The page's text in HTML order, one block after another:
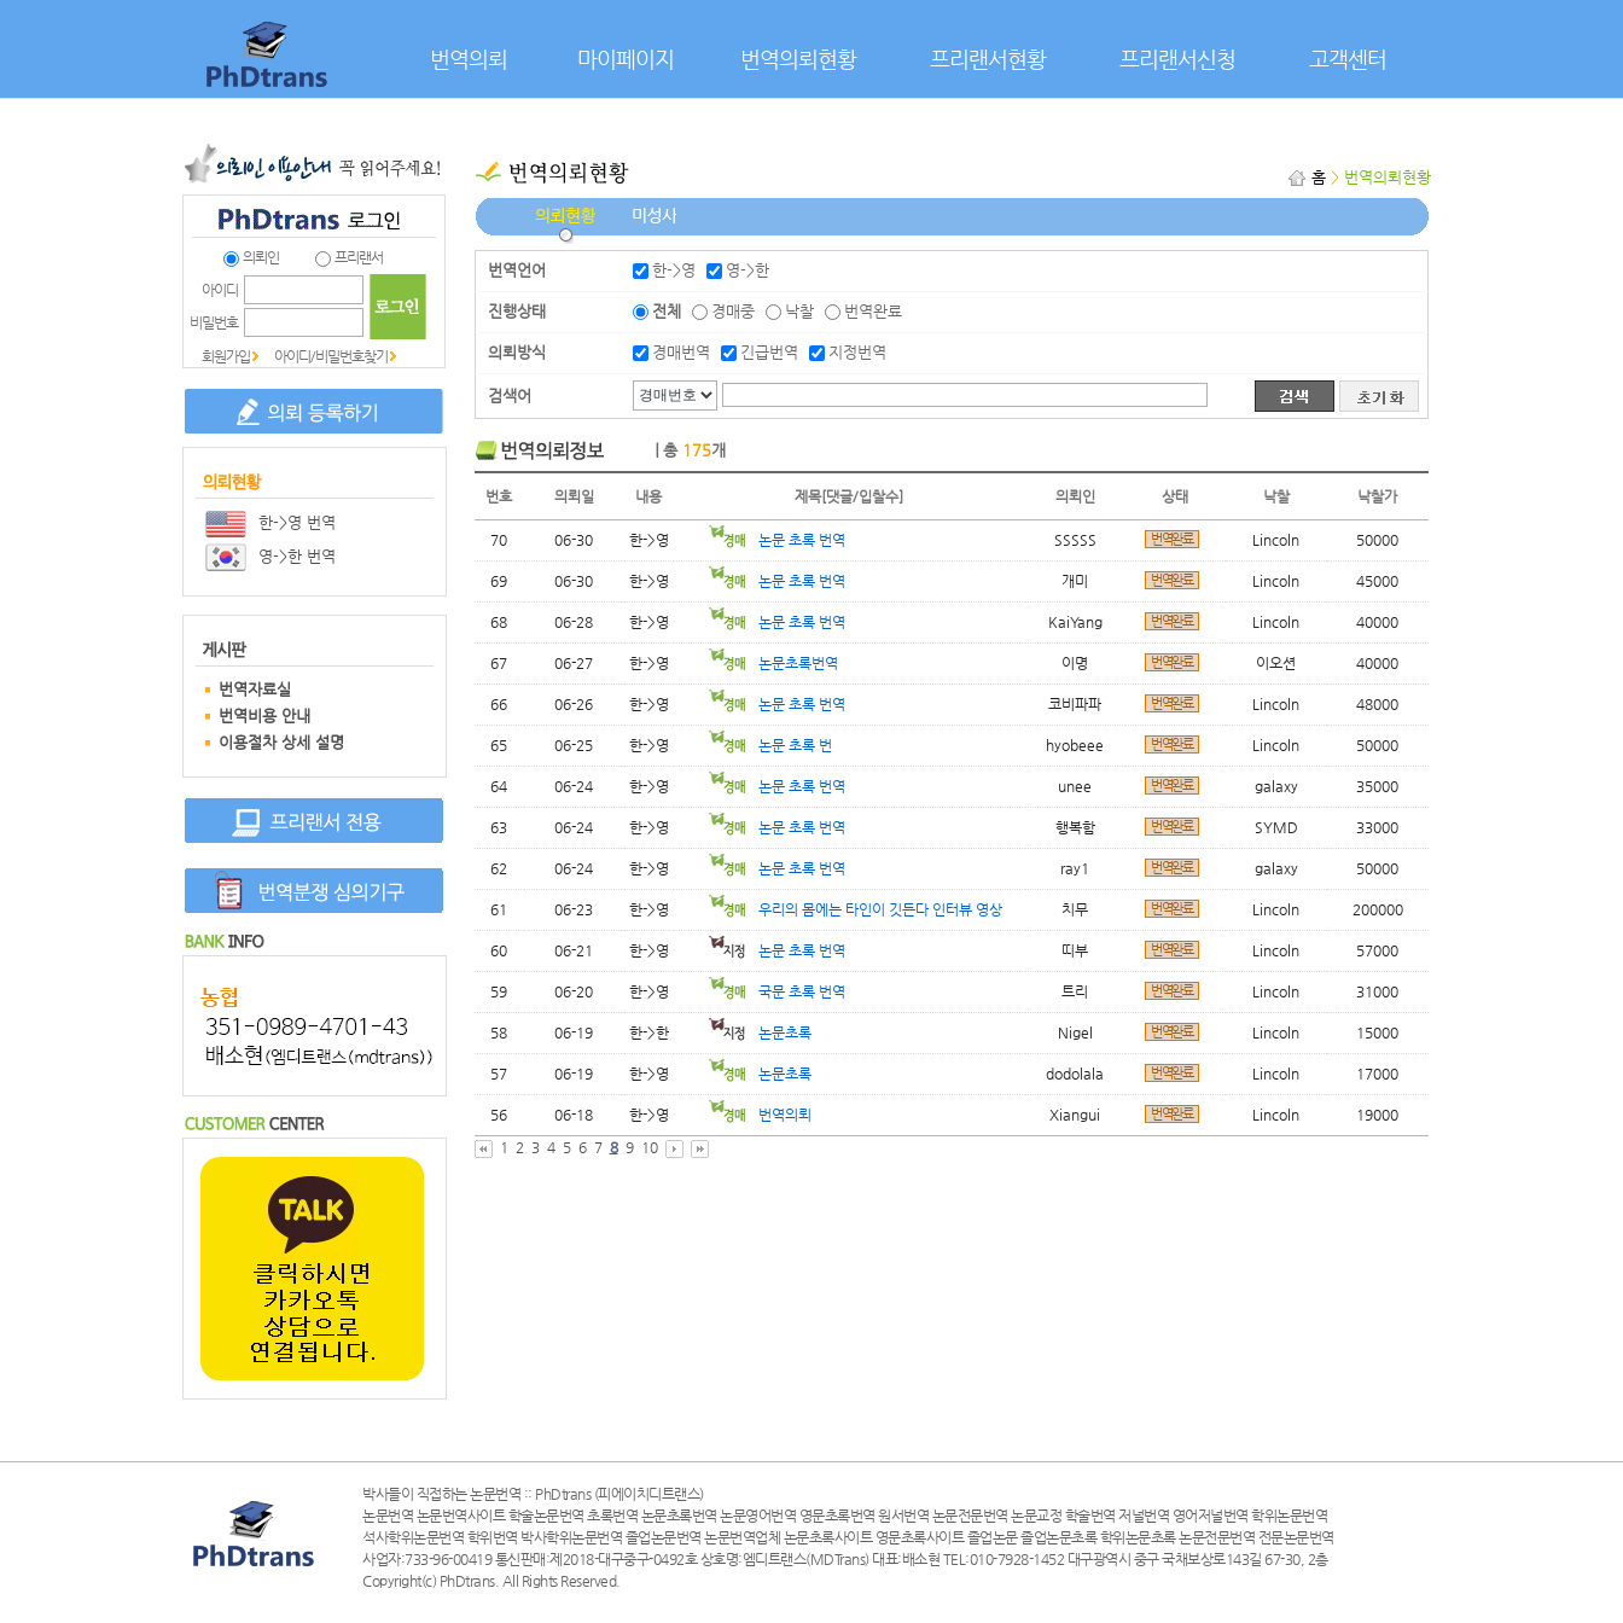
번역의뢰 마이페이지 번역의뢰현황 프리랜서현황 프리랜서신청 고객센터
의뢰인
프리랜서
아이디
비밀번호
회원가입
아이디/비밀번호찾기
한->영 번역
영->한 번역
번역자료실
번역비용 안내
이용절차 상세 설명
홈> 번역의뢰현황
번역언어 한->영 영->한
진행상태 전체 경매중 낙찰 번역완료
의뢰방식 경매번역 긴급번역 지정번역
검색어
｜총 175개
번호 의뢰일 내용 제목[댓글/입찰수] 의뢰인 상태 낙찰 낙찰가
70 06-30 한->영 논문 초록 번역 SSSSS 번역완료 Lincoln 50000
69 06-30 한->영 논문 초록 번역 개미 번역완료 Lincoln 45000
68 06-28 한->영 논문 초록 번역 KaiYang 번역완료 Lincoln 40000
67 06-27 한->영 논문초록번역 이명 번역완료 이오션 40000
66 06-26 한->영 논문 초록 번역 코비파파 번역완료 Lincoln 48000
65 06-25 한->영 논문 초록 번 hyobeee 번역완료 Lincoln 50000
64 06-24 한->영 논문 초록 번역 unee 번역완료 galaxy 35000
63 06-24 한->영 논문 초록 번역 행복함 번역완료 SYMD 33000
62 06-24 한->영 논문 초록 번역 ray1 번역완료 galaxy 50000
61 06-23 한->영 우리의 몸에는 타인이 깃든다 인터뷰 영상 치무 번역완료 Lincoln 200000
60 06-21 한->영 논문 초록 번역 띠부 번역완료 Lincoln 57000
59 06-20 한->영 국문 초록 번역 트리 번역완료 Lincoln 31000
58 06-19 한->한 논문초록 Nigel 번역완료 Lincoln 15000
57 06-19 한->영 논문초록 dodolala 번역완료 Lincoln 17000
56 06-18 한->영 번역의뢰 Xiangui 번역완료 Lincoln
19000
1
2 3 4 5 6 7 8 9 10
박사들이 직접하는 논문번역 :: PhDtrans (피에이치디트랜스)
논문번역 논문번역사이트 학술논문번역 초록번역 논문초록번역 논문영어번역 영문초록번역 원서번역 논문전문번역 논문교정 학술번역 저널번역 영어저널번역 학위논문번역
석사학위논문번역 학위번역 박사학위논문번역 졸업논문번역 논문번역업체 논문초록사이트 영문초록사이트 졸업논문 졸업논문초록 학위논문초록 논문전문번역 전문논문번역
사업자:733-96-00419 통신판매:제2018-대구중구-0492호 상호명:엠디트랜스(MDTrans) 대표:배소현 TEL:010-7928-1452 대구광역시 중구 국채보상로143길 67-30, 2층
Copyright(c) PhDtrans. All Rights Reserved.